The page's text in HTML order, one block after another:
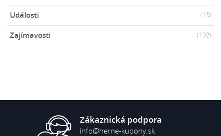
Události (13)
Zajímavosti (102)
Zákaznická podpora
info@herne-kupony.sk